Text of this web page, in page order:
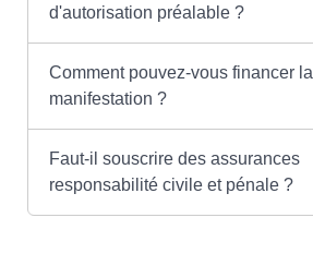
d'autorisation préalable ?
Comment pouvez-vous financer la
manifestation ?
Faut-il souscrire des assurances
responsabilité civile et pénale ?